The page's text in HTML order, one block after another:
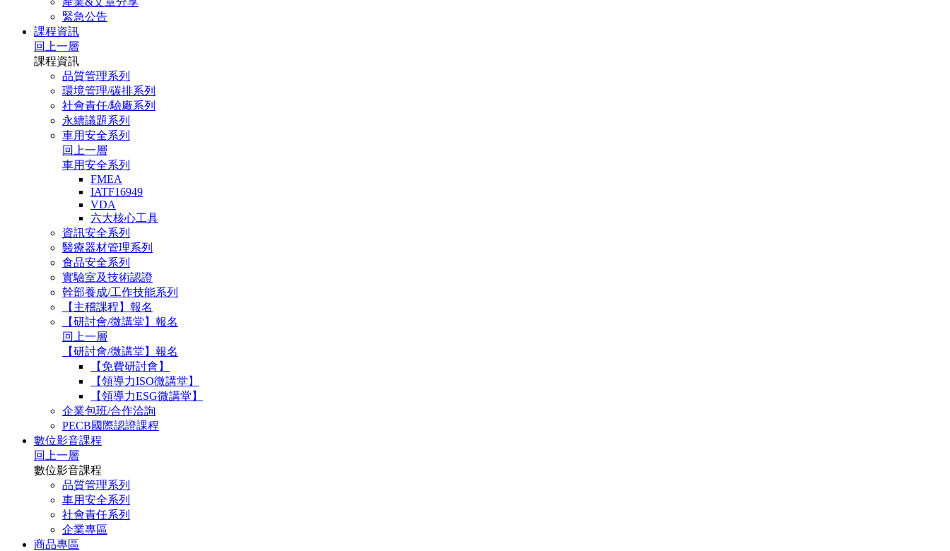
緊急公告
課程資訊
回上一層
課程資訊
品質管理系列
環境管理/碳排系列
社會責任/驗廠系列
永續議題系列
車用安全系列
回上一層
車用安全系列
FMEA
IATF16949
VDA
六大核心工具
資訊安全系列
醫療器材管理系列
食品安全系列
實驗室及技術認證
幹部養成/工作技能系列
【主稽課程】報名
【研討會/微講堂】報名
回上一層
【研討會/微講堂】報名
【免費研討會】
【領導力ISO微講堂】
【領導力ESG微講堂】
企業包班/合作洽詢
PECB國際認證課程
數位影音課程
回上一層
數位影音課程
品質管理系列
車用安全系列
社會責任系列
企業專區
商品專區